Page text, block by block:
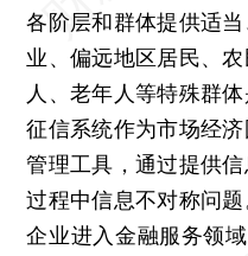
各阶层和群体提供适
业、偏远地区居民、
人、老年人等特殊群
征信系统作为市场经
管理工具，通过提供
过程中信息不对称问
企业进入金融服务领